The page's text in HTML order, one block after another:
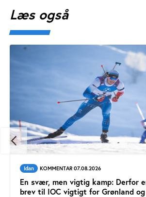
Læs også
Idan KOMMENTAR 07.08.2026
En svær, men vigtig kamp: Derfor
brev til IOC vigtigt for Grønland